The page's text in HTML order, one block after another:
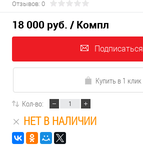
Отзывов: 0
18 000 руб. / Компл
Подписаться
Купить в 1 клик
Кол-во:
НЕТ В НАЛИЧИИ